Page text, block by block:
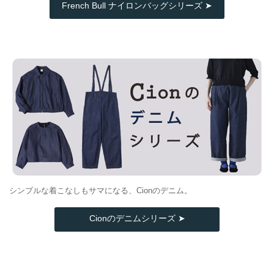
French Bull ナイロンバッグシリーズ ➤
シンプルな着こなしもサマになる、Cionのデニム。
Cionのデニムシリーズ ➤